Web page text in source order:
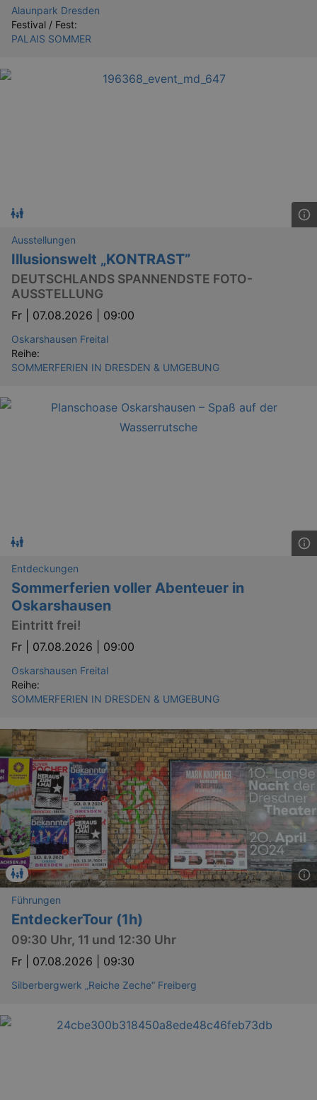
Alaunpark Dresden
Festival / Fest:
PALAIS SOMMER
Ausstellungen
Illusionswelt „KONTRAST”
DEUTSCHLANDS SPANNENDSTE FOTO-
AUSSTELLUNG
Fr | 07.08.2026 | 09:00
Oskarshausen Freital
Reihe:
SOMMERFERIEN IN DRESDEN & UMGEBUNG
Entdeckungen
Sommerferien voller Abenteuer in
Oskarshausen
Eintritt frei!
Fr | 07.08.2026 | 09:00
Oskarshausen Freital
Reihe:
SOMMERFERIEN IN DRESDEN & UMGEBUNG
Führungen
EntdeckerTour (1h)
09:30 Uhr, 11 und 12:30 Uhr
Fr | 07.08.2026 | 09:30
Silberbergwerk „Reiche Zeche“ Freiberg